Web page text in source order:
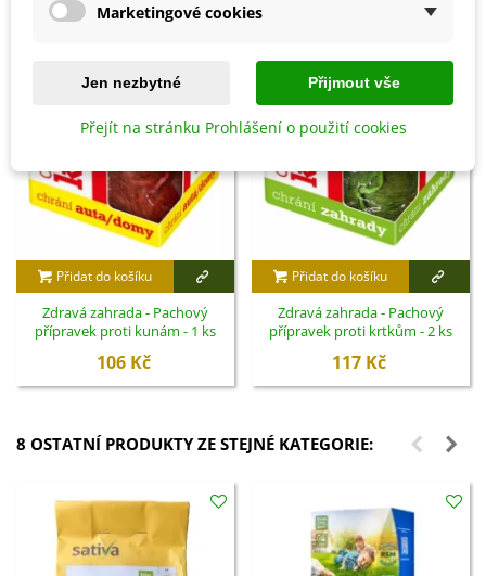
Přidat do košíku
Zdravá zahrada - Pachový
přípravek proti kunám - 1 ks
106 Kč
Přidat do košíku
Zdravá zahrada - Pachový
přípravek proti krtkům - 2 ks
117 Kč
8 OSTATNÍ PRODUKTY ZE STEJNÉ KATEGORIE:
Marketingové cookies
Jen nezbytné Přijmout vše
Přejít na stránku Prohlášení o použití cookies